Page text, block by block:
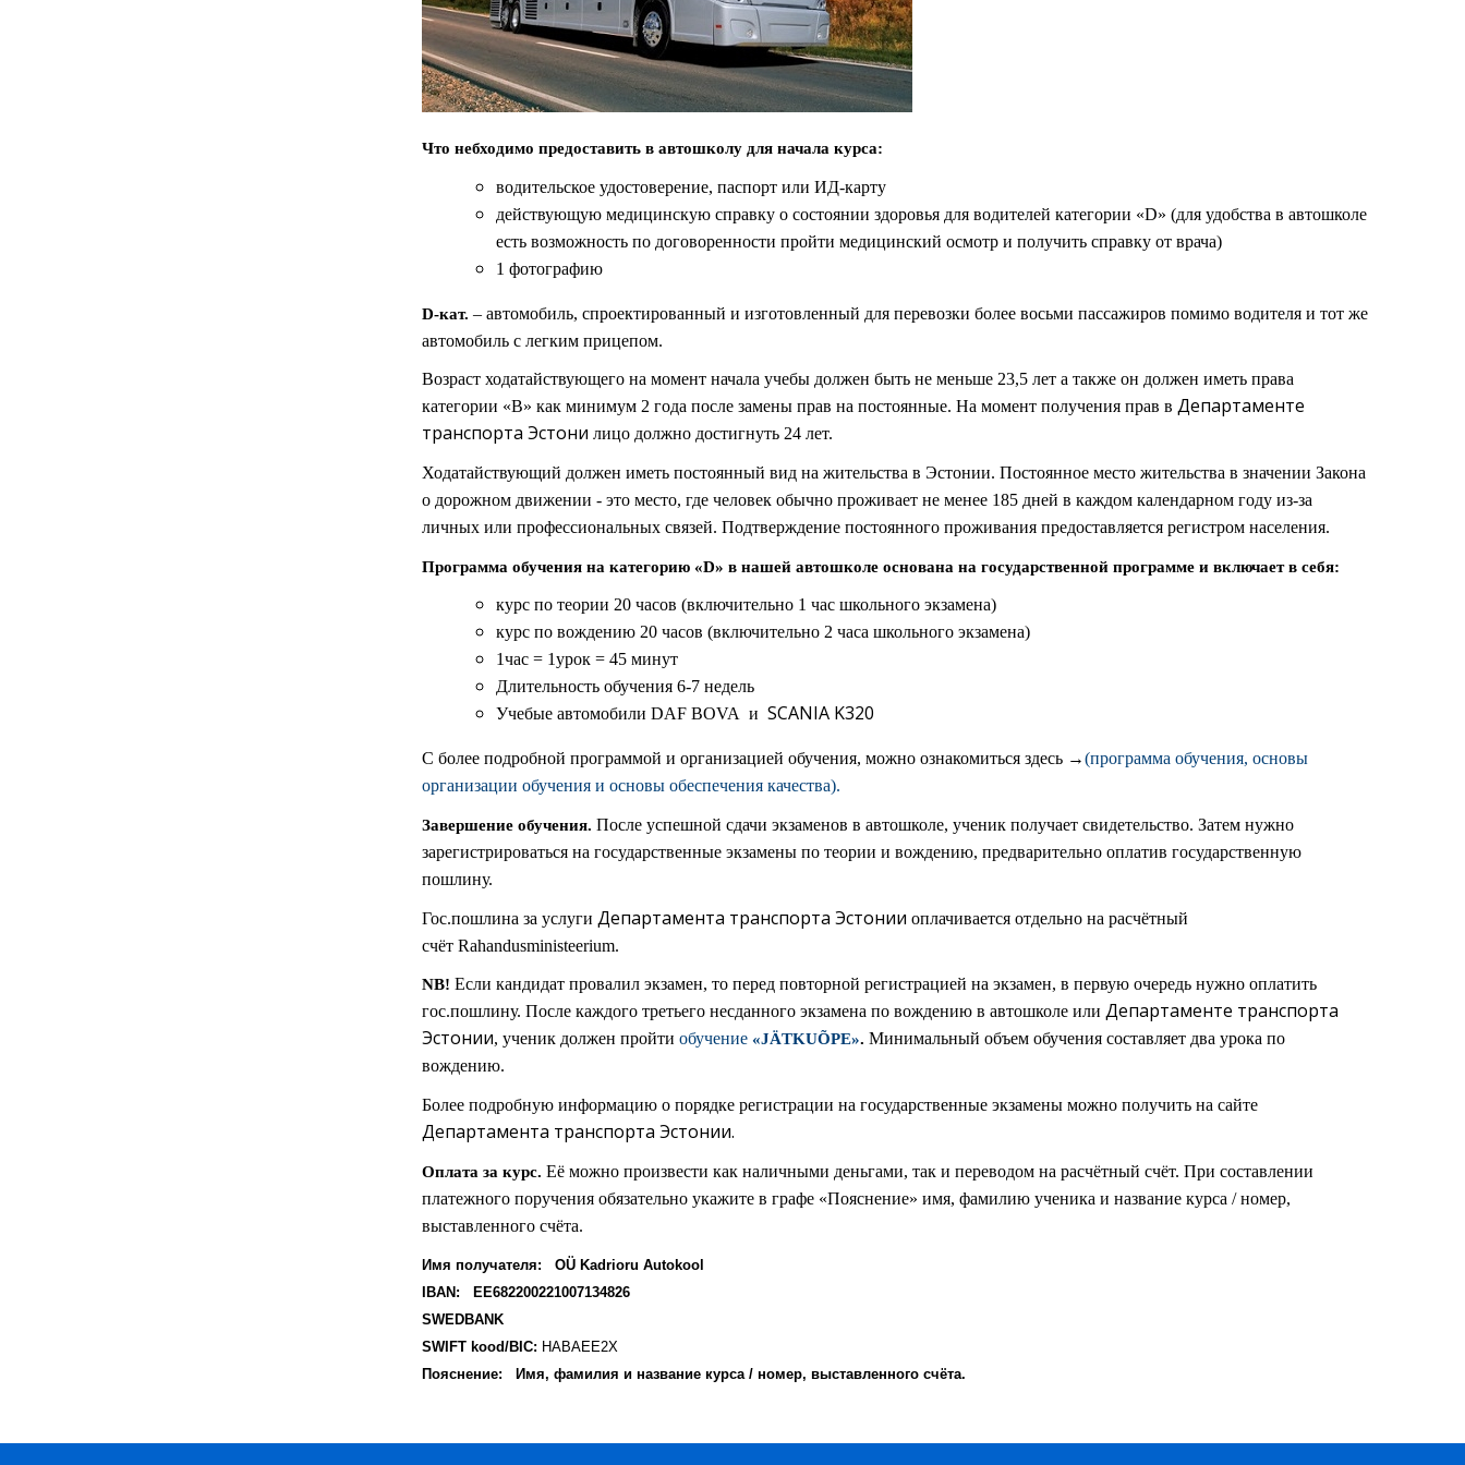
Что небходимо предоставить в автошколу для начала курса:
водительское удостоверение, паспорт или ИД-карту
действующую медицинскую справку о состоянии здоровья для водителей категории «D» (для удобства в автошколе
есть возможность по договоренности пройти медицинский осмотр и получить справку от врача)
1 фотографию
D-кат. – автомобиль, спроектированный и изготовленный для перевозки более восьми пассажиров помимо водителя и тот же
автомобиль с легким прицепом.
Возраст ходатайствующего на момент начала учебы должен быть не меньше 23,5 лет а также он должен иметь права
категории «B» как минимум 2 года после замены прав на постоянные. На момент получения прав в Департаменте
транспорта Эстони лицо должно достигнуть 24 лет.
Ходатайствующий должен иметь постоянный вид на жительства в Эстонии. Постоянное место жительства в значении Закона
о дорожном движении - это место, где человек обычно проживает не менее 185 дней в каждом календарном году из-за
личных или профессиональных связей. Подтверждение постоянного проживания предоставляется регистром населения.
Программа обучения на категорию «D» в нашей автошколе основана на государственной программе и включает в себя:
курс по теории 20 часов (включительно 1 час школьного экзамена)
курс по вождению 20 часов (включительно 2 часа школьного экзамена)
1час = 1урок = 45 минут
Длительность обучения 6-7 недель
Учебые автомобили DAF BOVA и SCANIA K320
С более подробной программой и организацией обучения, можно ознакомиться здесь →(программа обучения, основы
организации обучения и основы обеспечения качества).
Завершение обучения. После успешной сдачи экзаменов в автошколе, ученик получает свидетельство. Затем нужно
зарегистрироваться на государственные экзамены по теории и вождению, предварительно оплатив государственную
пошлину.
Гос.пошлина за услуги Департамента транспорта Эстонии оплачивается отдельно на расчётный
счёт Rahandusministeerium.
NB! Если кандидат провалил экзамен, то перед повторной регистрацией на экзамен, в первую очередь нужно оплатить
гос.пошлину. После каждого третьего несданного экзамена по вождению в автошколе или Департаментe транспорта
Эстонии, ученик должен пройти обучение «JÄTKUÕPE». Минимальный объем обучения составляет два урока по
вождению.
Более подробную информацию о порядке регистрации на государственные экзамены можно получить на сайте
Департамента транспорта Эстонии.
Оплата за курс. Её можно произвести как наличными деньгами, так и переводом на расчётный счёт. При составлении
платежного поручения обязательно укажите в графе «Пояснение» имя, фамилию ученика и название курса / номер,
выставленного счёта.
Имя получателя: OÜ Kadrioru Autokool
IBAN:
EE682200221007134826
SWEDBANK
SWIFT kood/BIC: HABAEE2X
Пояснение: Имя, фамилия и название курса / номер, выставленного счёта.